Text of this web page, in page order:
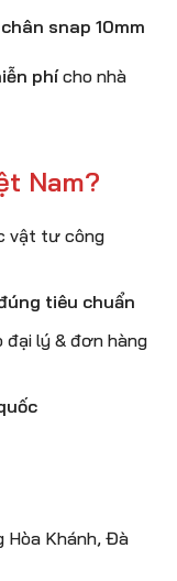
snap 10mm
phícho nhà
Nam?
vật tư công
tiêu chuẩn
lý & đơn hàng
Hòa Khánh, Đà